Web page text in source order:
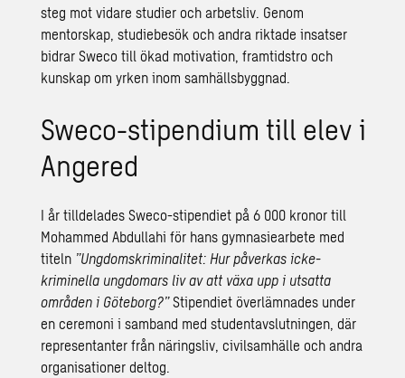
steg mot vidare studier och arbetsliv. Genom
mentorskap, studiebesök och andra riktade insatser
bidrar Sweco till ökad motivation, framtidstro och
kunskap om yrken inom samhällsbyggnad.
Sweco-stipendium till elev i
Angered
I år tilldelades Sweco-stipendiet på 6 000 kronor till
Mohammed Abdullahi för hans gymnasiearbete med
titeln ”Ungdomskriminalitet: Hur påverkas icke-
kriminella ungdomars liv av att växa upp i utsatta
områden i Göteborg?”Stipendiet överlämnades under
en ceremoni i samband med studentavslutningen, där
representanter från näringsliv, civilsamhälle och andra
organisationer deltog.